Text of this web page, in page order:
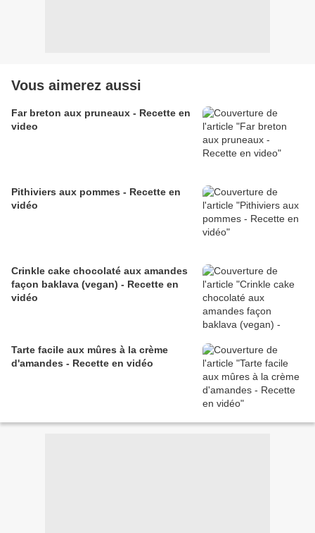
Vous aimerez aussi
Far breton aux pruneaux - Recette en
video
Pithiviers aux pommes - Recette en
vidéo
Crinkle cake chocolaté aux amandes
façon baklava (vegan) - Recette en
vidéo
Tarte facile aux mûres à la crème
d'amandes - Recette en vidéo